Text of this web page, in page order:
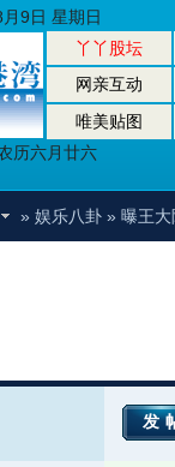
丫丫股坛
网亲互动
唯美贴图
历六月廿六
9日 星期日
» 娱乐八卦» 曝王大
发